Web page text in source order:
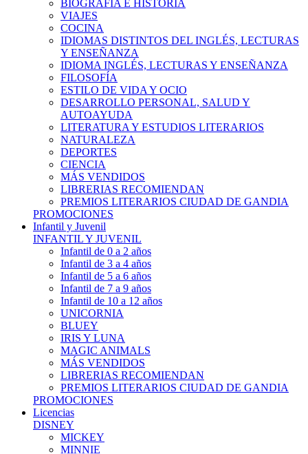
BIOGRAFÍA E HISTÓRIA
VIAJES
COCINA
IDIOMAS DISTINTOS DEL INGLÉS, LECTURAS
Y ENSEÑANZA
IDIOMA INGLÉS, LECTURAS Y ENSEÑANZA
FILOSOFÍA
ESTILO DE VIDA Y OCIO
DESARROLLO PERSONAL, SALUD Y
AUTOAYUDA
LITERATURA Y ESTUDIOS LITERARIOS
NATURALEZA
DEPORTES
CIENCIA
MÁS VENDIDOS
LIBRERIAS RECOMIENDAN
PREMIOS LITERARIOS CIUDAD DE GANDIA
PROMOCIONES
Infantil y Juvenil
INFANTIL Y JUVENIL
Infantil de 0 a 2 años
Infantil de 3 a 4 años
Infantil de 5 a 6 años
Infantil de 7 a 9 años
Infantil de 10 a 12 años
UNICORNIA
BLUEY
IRIS Y LUNA
MAGIC ANIMALS
MÁS VENDIDOS
LIBRERIAS RECOMIENDAN
PREMIOS LITERARIOS CIUDAD DE GANDIA
PROMOCIONES
Licencias
DISNEY
MICKEY
MINNIE